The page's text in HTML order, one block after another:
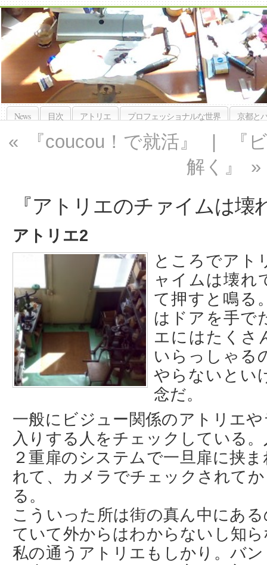
News 目次 アトリエ プロフェッショナルな世界 京都と
« 『coucou！で就活』
『
解く』
»
『アトリエのチァイムは壊
アトリエ2
ところでアト
ャイムは壊れ
て押すと鳴る
はドアを手で
エにはたくさ
いらっしゃる
やらないとい
念だ。
一般にビジュー関係のアトリエ
入りする人をチェックしている
２重扉のシステムで一旦扉に挟
れて、カメラでチェックされて
る。
こういった所は街の真ん中にあ
ていて外からはわからないし知
私の通うアトリエもしかり。バ